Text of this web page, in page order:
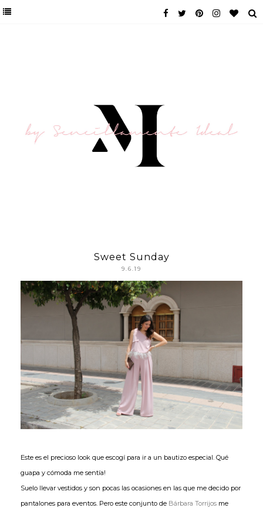
Sweet Sunday
9.6.19
Este es el precioso look que escogí para ir a un bautizo especial. Qué
guapa y cómoda me sentía!
Suelo llevar vestidos y son pocas las ocasiones en las que me decido por
pantalones para eventos. Pero este conjunto de Bárbara Torrijos me